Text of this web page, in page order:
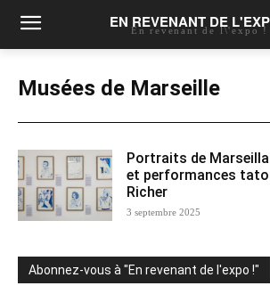
EN REVENANT DE
En revenant de l\'expo !
Musées de Marseille
Portraits de
et performances
Richer
3 septembre 2025
Abonnez-vous à "En revenant de l'expo !"